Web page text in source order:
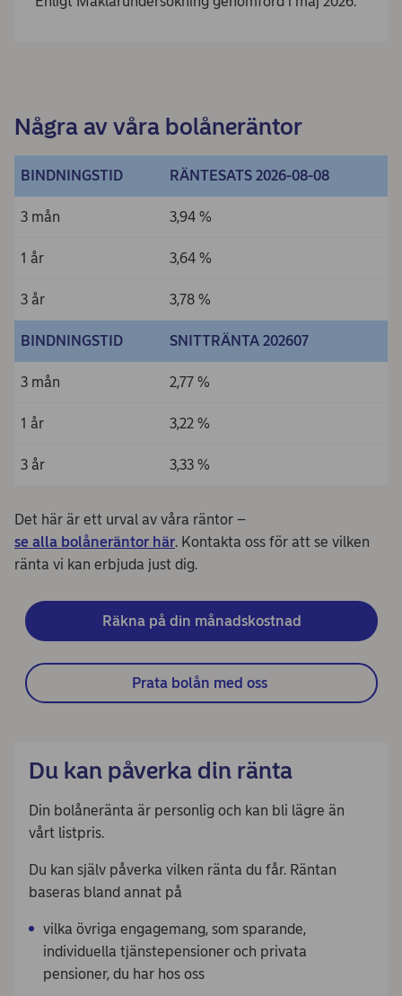
Några av våra bolåneräntor
BINDNINGSTID RÄNTESATS 2026-08-08
3 mån 3,94 %
1 år 3,64 %
3 år 3,78 %
BINDNINGSTID SNITTRÄNTA 202607
3 mån 2,77 %
1 år 3,22 %
3 år 3,33 %
Det här är ett urval av våra räntor –
se alla bolåneräntor här. Kontakta oss för att se vilken
ränta vi kan erbjuda just dig.
Räkna på din månadskostnad
Prata bolån med oss
Du kan påverka din ränta
Din bolåneränta är personlig och kan bli lägre än
vårt listpris.
Du kan själv påverka vilken ränta du får. Räntan
baseras bland annat på
vilka övriga engagemang, som sparande,
individuella tjänstepensioner och privata
pensioner, du har hos oss